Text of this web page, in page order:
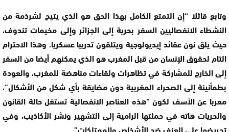
وتابع قائلا “إن التمتع الكامل بهذا الحق هو الذي يتيح لشرذمة من
النشطاء الانفصاليين السفر بحرية إلى الجزائر وإلى مخيمات تندوف،
حيث يلق نون عقائد إيديولوجية ويتلقون تدريبا عسكريا. وهذا الاحترام
التام لحقوق الإنسان من قبل المغرب هو الذي يمكنهم أيضا من السفر
إلى الخارج للمشاركة في تظاهرات ولقاءات مناهضة للمغرب، والعودة
بطمأنينة إلى الصحراء المغربية دون مضايقة بأي شكل من الأشكال”،
معربا عن الأسف لكون “هذه العناصر الانفصالية تستغل حالة القانون
والحريات هاته في حملتها الرامية إلى التشهير ونشر الأكاذيب، وفي
تحريضها على العنف ضد الأشخاص والممتلكات”.